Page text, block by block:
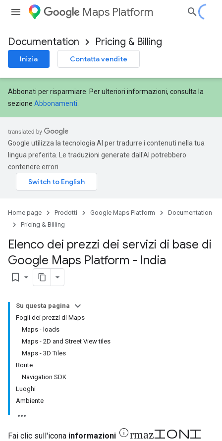
Maps Platform
Documentation Pricing & Billing
Inizia Contatta vendite
Abbonati per risparmiare. Per ulteriori informazioni, consulta la
sezione Abbonamenti
Google utilizza la tecnologia AI per tradurre i contenuti nella tua
lingua preferita. Le traduzioni generate dall'AI potrebbero
contenere errori.
Home page Prodotti Google Maps Platform
Documentation
Pricing & Billing
Elenco dei prezzi dei servizi di base di
Google Maps Platform - India
bookmark_border
Su questa pagina
Fogli dei prezzi di Maps
Maps - loads
Maps - 2D and Street View tiles
Maps - 3D Tiles
Route
Navigation SDK
Luoghi
Ambiente
Fai clic sull'icona informazioni informazioni